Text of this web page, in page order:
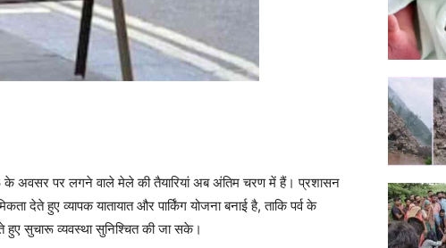
के अवसर पर लगने वाले मेले की तैयारियां अब अंतिम चरण में हैं। प्रशासन
देते हुए व्यापक यातायात और पार्किंग योजना बनाई है, ताकि पर्व के
हुए सुचारू व्यवस्था सुनिश्चित की जा सके।